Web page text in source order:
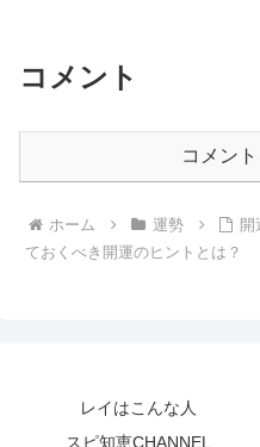
コメント
コメン
ホーム 運勢
ておくべき開運のヒントとは？
レイはこんな人
スピ知恵CHANNEL